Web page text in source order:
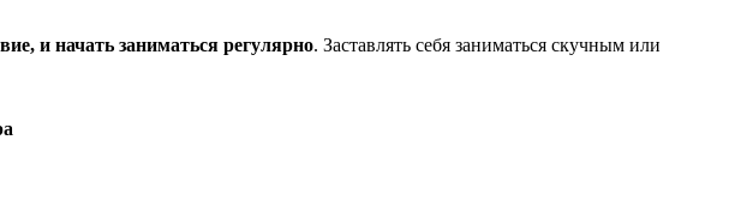
и начать заниматься регулярно. Заставлять себя заниматься скучным или